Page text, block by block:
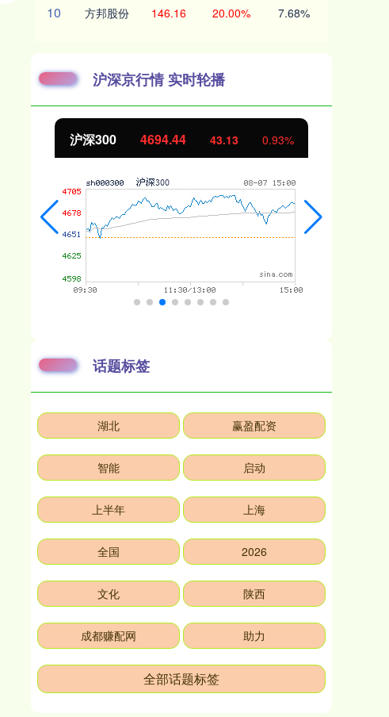
10 方邦股份 146.16 20.00% 7.68%
沪深京行情 实时轮播
沪深300 4694.44 43.13 0.93%
话题标签
湖北 赢盈配资
智能 启动
上半年 上海
全国 2026
文化 陕西
成都赚配网 助力
全部话题标签